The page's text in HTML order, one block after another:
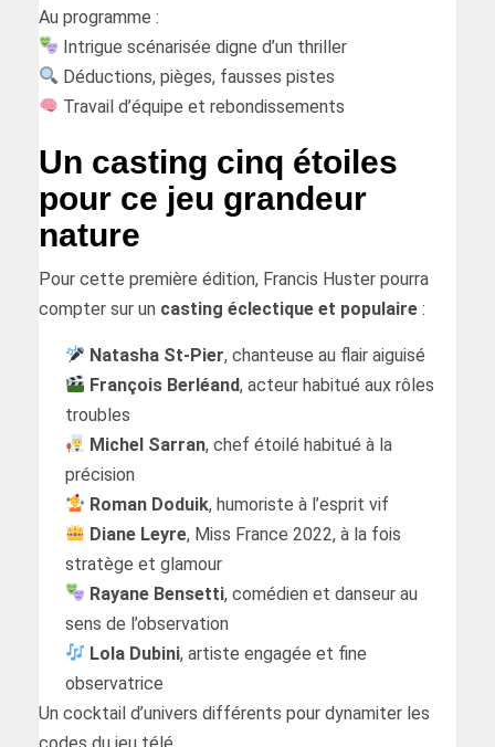
Au programme :
Intrigue scénarisée digne d’un thriller
Déductions, pièges, fausses pistes
Travail d’équipe et rebondissements
Un casting cinq étoiles
pour ce jeu grandeur
nature
Pour cette première édition, Francis Huster pourra
compter sur un casting éclectique et populaire :
Natasha St-Pier, chanteuse au flair aiguisé
François Berléand, acteur habitué aux rôles
troubles
Michel Sarran, chef étoilé habitué à la
précision
Roman Doduik, humoriste à l’esprit vif
Diane Leyre, Miss France 2022, à la fois
stratège et glamour
Rayane Bensetti, comédien et danseur au
sens de l’observation
Lola Dubini, artiste engagée et fine
observatrice
Un cocktail d’univers différents pour dynamiter les